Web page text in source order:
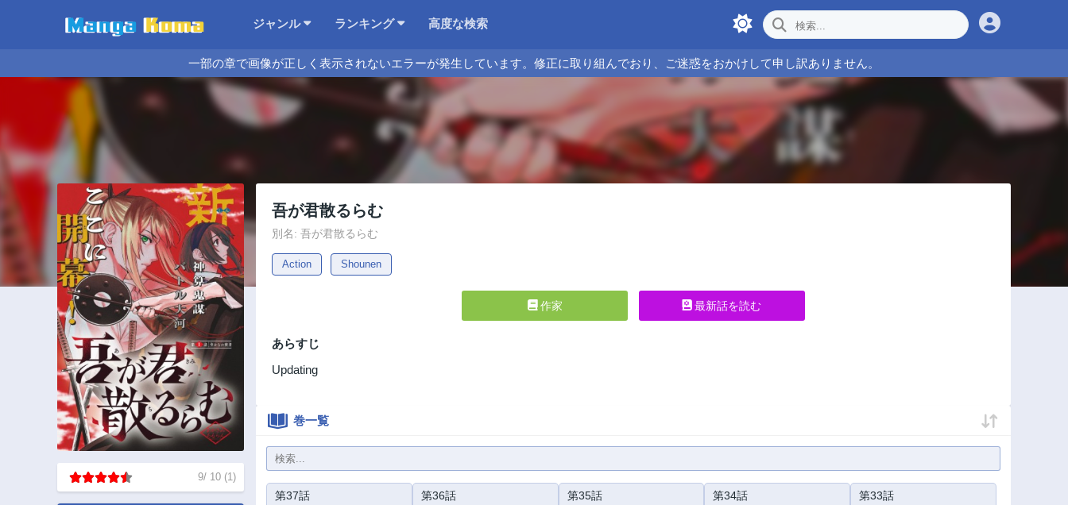
ジャンル ランキング 高度な検索
一部の章で画像が正しく表示されないエラーが発生しています。修正に取り組んでおり、ご迷惑をおかけして申し訳ありません。
9/ 10 (1 )
吾が君散るらむ
別名: 吾が君散るらむ
Action Shounen
作家 最新話を読む
あらすじ
Updating
巻一覧
第37話 第36話 第35話 第34話 第33話